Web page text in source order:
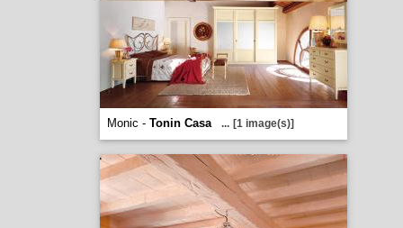
Monic - Tonin Casa ... [1 image(s)]